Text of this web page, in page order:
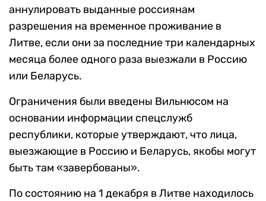
аннулировать выданные россиянам
разрешения на временное проживание в
Литве, если они за последние три календарных
месяца более одного раза выезжали в Россию
или Беларусь.
Ограничения были введены Вильнюсом на
основании информации спецслужб
республики, которые утверждают, что лица,
выезжающие в Россию и Беларусь, якобы могут
быть там «завербованы».
По состоянию на 1 декабря в Литве находилось